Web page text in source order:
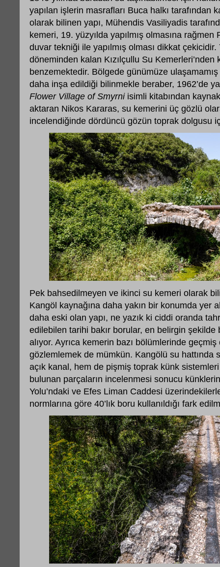
yapılan işlerin masrafları Buca halkı tarafından
olarak bilinen yapı, Mühendis Vasiliyadis
kemeri, 19. yüzyılda yapılmış olmasına
duvar tekniği ile yapılmış olması dikkat
döneminden kalan Kızılçullu Su Kemerleri’nden
benzemektedir. Bölgede günümüze
daha inşa edildiği bilinmekle beraber, 1962’de
Flower Village of Smyrniisimli kitabından
aktaran Nikos Kararas, su kemerini üç gözlü
incelendiğinde dördüncü gözün toprak dolgusu
Pek bahsedilmeyen ve ikinci su kemeri olarak
Kangöl kaynağına daha yakın bir konumda yer
daha eski olan yapı, ne yazık ki ciddi oranda
edilebilen tarihi bakır borular, en belirgin
alıyor. Ayrıca kemerin bazı bölümlerinde
gözlemlemek de mümkün. Kangölü su hattında
açık kanal, hem de pişmiş toprak künk
bulunan parçaların incelenmesi sonucu
Yolu’ndaki ve Efes Liman Caddesi
normlarına göre 40’lık boru kullanıldığı fark